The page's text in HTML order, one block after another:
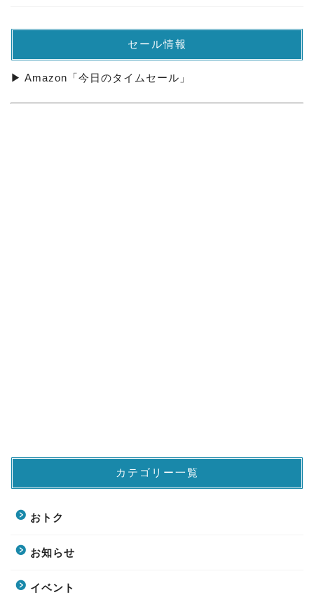
セール情報
▶ Amazon「今日のタイムセール」
カテゴリー一覧
おトク
お知らせ
イベント